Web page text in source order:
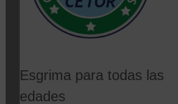
Esgrima para todas las
edades